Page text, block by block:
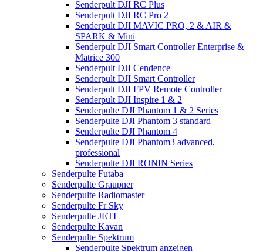
Senderpult DJI RC Plus
Senderpult DJI RC Pro 2
Senderpult DJI MAVIC PRO, 2 & AIR &
SPARK & Mini
Senderpult DJI Smart Controller Enterprise &
Matrice 300
Senderpult DJI Cendence
Senderpult DJI Smart Controller
Senderpult DJI FPV Remote Controller
Senderpult DJI Inspire 1 & 2
Senderpulte DJI Phantom 1 & 2 Series
Senderpulte DJI Phantom 3 standard
Senderpulte DJI Phantom 4
Senderpulte DJI Phantom3 advanced,
professional
Senderpulte DJI RONIN Series
Senderpulte Futaba
Senderpulte Graupner
Senderpulte Radiomaster
Senderpulte Fr Sky
Senderpulte JETI
Senderpulte Kavan
Senderpulte Spektrum
Senderpulte Spektrum anzeigen